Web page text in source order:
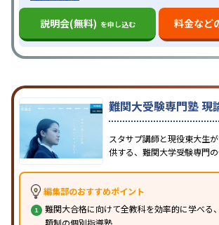
説明会(無料) を申し込む 料金など
難関大受験専門塾 現
スタサプ講師と現役東大生
供する、難関大学受験専門
編集部のおすすめポイント
難関大合格に向けて全教科を効率的に学べる
額制の個別指導塾